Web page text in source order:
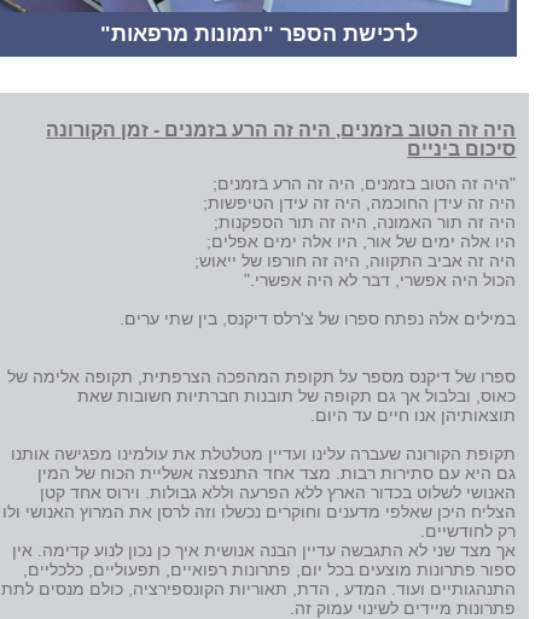
לרכישת הספר "תמונות מרפאות"
היה זה הטוב בזמנים, היה זה הרע בזמנים - זמן הקורונה
סיכום ביניים
"היה זה הטוב בזמנים, היה זה הרע בזמנים;
היה זה עידן החוכמה, היה זה עידן הטיפשות;
היה זה תור האמונה, היה זה תור הספקנות;
היו אלה ימים של אור, היו אלה ימים אפלים;
היה זה אביב התקווה, היה זה חורפו של ייאוש;
הכול היה אפשרי, דבר לא היה אפשרי."
במילים אלה נפתח ספרו של צ'רלס דיקנס, בין שתי ערים.
ספרו של דיקנס מספר על תקופת המהפכה הצרפתית, תקופה אלימה של
כאוס, ובלבול אך גם תקופה של תובנות חברתיות חשובות שאת
תוצאותיהן אנו חיים עד היום.
תקופת הקורונה שעברה עלינו ועדיין מטלטלת את עולמינו מפגישה אותנו
גם היא עם סתירות רבות. מצד אחד התנפצה אשליית הכוח של המין
האנושי לשלוט בכדור הארץ ללא הפרעה וללא גבולות. וירוס אחד קטן
הצליח היכן שאלפי מדענים וחוקרים נכשלו וזה לרסן את המרוץ האנושי ולו
רק לחודשיים.
אך מצד שני לא התגבשה עדיין הבנה אנושית איך כן נכון לנוע קדימה. אין
ספור פתרונות מוצעים בכל יום, פתרונות רפואיים, תפעוליים, כלכליים,
התנהגותיים ועוד. המדע , הדת, תאוריות הקונספירציה, כולם מנסים לתת
פתרונות מיידים לשינוי עמוק זה.